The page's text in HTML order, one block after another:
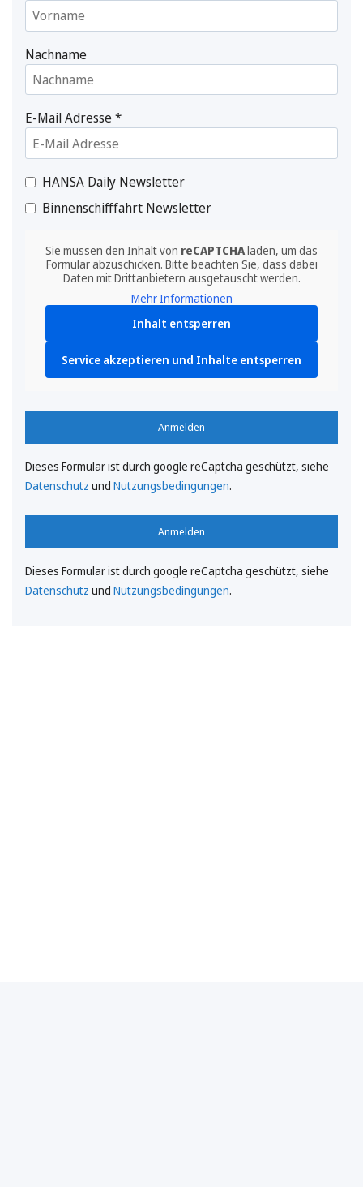
Nachname
E-Mail Adresse*
HANSA Daily Newsletter
Binnenschifffahrt Newsletter
Sie müssen den Inhalt von reCAPTCHAladen, um das
Formular abzuschicken. Bitte beachten Sie, dass dabei
Daten mit Drittanbietern ausgetauscht werden.
Mehr Informationen
Inhalt entsperren
Service akzeptieren und Inhalte entsperren
Anmelden
Dieses Formular ist durch google reCaptcha geschützt, siehe
Datenschutz und Nutzungsbedingungen.
Anmelden
Dieses Formular ist durch google reCaptcha geschützt, siehe
Datenschutz und Nutzungsbedingungen.